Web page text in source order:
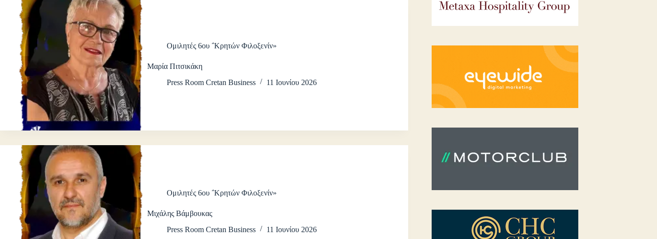
Ομιλητές 6ου ΅Κρητών Φιλοξενίν»
Μαρία Πιτσικάκη
Press Room Cretan Business
11 Ιουνίου 2026
Ομιλητές 6ου ΅Κρητών Φιλοξενίν»
Μιχάλης Βάμβουκας
Press Room Cretan Business
11 Ιουνίου 2026